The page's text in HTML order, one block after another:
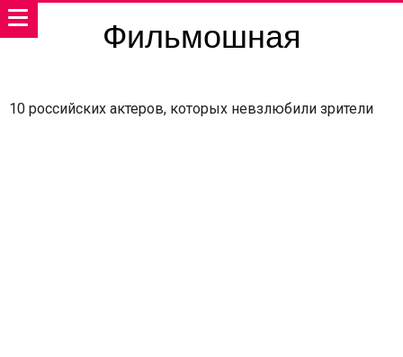
Фильмошная
10 российских актеров, которых невзлюбили зрители